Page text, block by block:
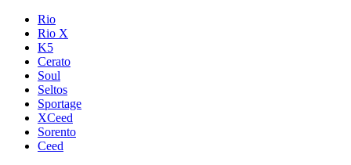
Rio
Rio X
K5
Cerato
Soul
Seltos
Sportage
XCeed
Sorento
Ceed